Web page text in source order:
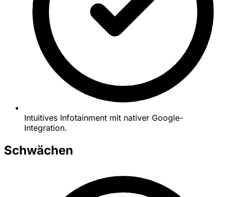
Intuitives Infotainment mit nativer Google-
Integration.
Schwächen